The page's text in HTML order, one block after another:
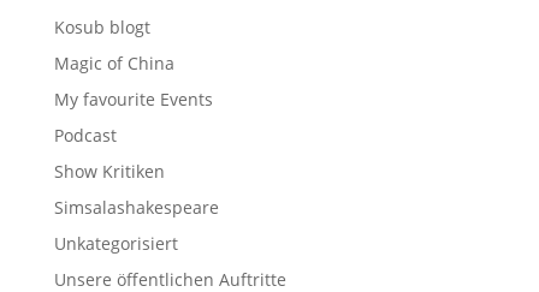
Kosub blogt
Magic of China
My favourite Events
Podcast
Show Kritiken
Simsalashakespeare
Unkategorisiert
Unsere öffentlichen Auftritte